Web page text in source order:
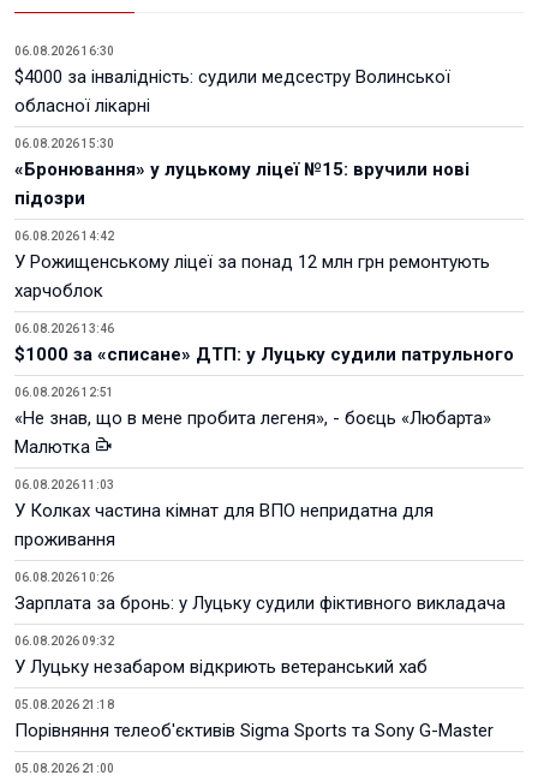
06.08.2026 16:30
$4000 за інвалідність: судили медсестру Волинської
обласної лікарні
06.08.2026 15:30
«Бронювання» у луцькому ліцеї №15: вручили нові
підозри
06.08.2026 14:42
У Рожищенському ліцеї за понад 12 млн грн ремонтують
харчоблок
06.08.2026 13:46
$1000 за «списане» ДТП: у Луцьку судили патрульного
06.08.2026 12:51
«Не знав, що в мене пробита легеня», - боєць «Любарта»
Малютка
06.08.2026 11:03
У Колках частина кімнат для ВПО непридатна для
проживання
06.08.2026 10:26
Зарплата за бронь: у Луцьку судили фіктивного викладача
06.08.2026 09:32
У Луцьку незабаром відкриють ветеранський хаб
05.08.2026 21:18
Порівняння телеоб'єктивів Sigma Sports та Sony G-Master
05.08.2026 21:00